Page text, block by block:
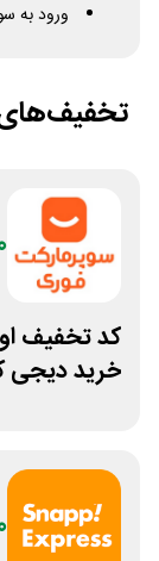
ورود به
کد تخفیف
خرید دیجی